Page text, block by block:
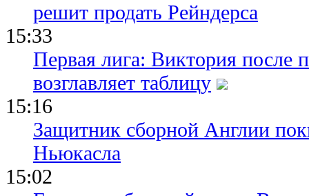
решит продать Рейндерса
15:33
Первая лига: Виктория после
возглавляет таблицу
15:16
Защитник сборной Англии
Ньюкасла
15:02